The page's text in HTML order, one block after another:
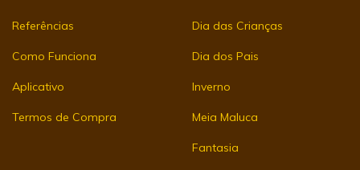
Referências
Como Funciona
Aplicativo
Termos de Compra
Dia das Crianças
Dia dos Pais
Inverno
Meia Maluca
Fantasia